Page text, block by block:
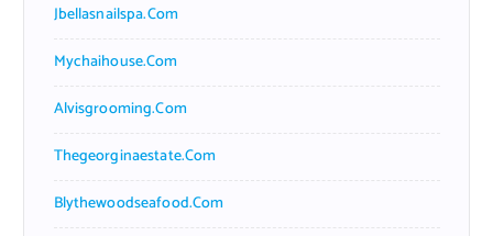
Jbellasnailspa.com
Mychaihouse.com
Alvisgrooming.com
Thegeorginaestate.com
Blythewoodseafood.com